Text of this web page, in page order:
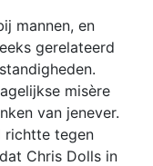
mannen, en
gerelateerd
misère
van jenever.
richtte tegen
Chris Dolls in